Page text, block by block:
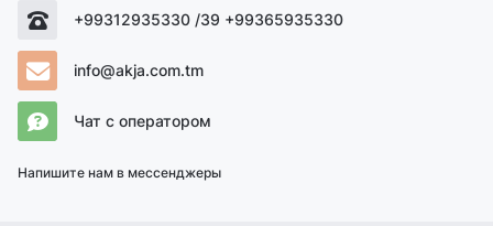
+99312935330 /39 +99365935330
info@akja.com.tm
Чат с оператором
Напишите нам в мессенджеры